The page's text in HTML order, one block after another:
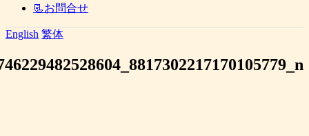
📃お問合せ
English 繁体